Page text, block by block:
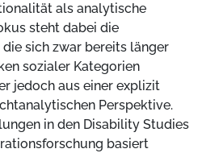
als analytische
steht dabei die
sich zwar bereits länger
sozialer Kategorien
jedoch aus einer explizit
Perspektive.
in den Disability Studies
basiert